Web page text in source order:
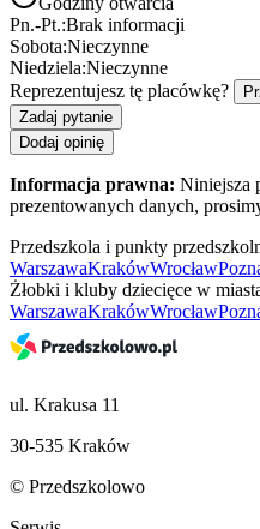
Pn.-Pt.:Brak informacji
Sobota:Nieczynne
Niedziela:Nieczynne
Reprezentujesz tę placówkę?
Zadaj pytanie
Dodaj opinię
Informacja prawna: Niniejsza
prezentowanych danych,
Przedszkola i punkty
WarszawaKrakówWrocław
Żłobki i kluby dziecięce w
WarszawaKrakówWrocław
ul. Krakusa 11
30-535 Kraków
© Przedszkolowo